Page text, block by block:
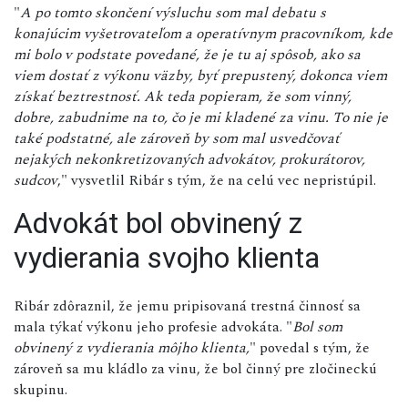
"A po tomto skončení výsluchu som mal debatu s
konajúcim vyšetrovateľom a operatívnym pracovníkom, kde
mi bolo v podstate povedané, že je tu aj spôsob, ako sa
viem dostať z výkonu väzby, byť prepustený, dokonca viem
získať beztrestnosť. Ak teda popieram, že som vinný,
dobre, zabudnime na to, čo je mi kladené za vinu. To nie je
také podstatné, ale zároveň by som mal usvedčovať
nejakých nekonkretizovaných advokátov, prokurátorov,
sudcov," vysvetlil Ribár s tým, že na celú vec nepristúpil.
Advokát bol obvinený z
vydierania svojho klienta
Ribár zdôraznil, že jemu pripisovaná trestná činnosť sa
mala týkať výkonu jeho profesie advokáta. "Bol som
obvinený z vydierania môjho klienta," povedal s tým, že
zároveň sa mu kládlo za vinu, že bol činný pre zločineckú
skupinu.